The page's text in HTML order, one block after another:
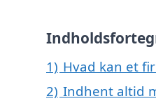
1) Hvad kan et
2) Indhent altid